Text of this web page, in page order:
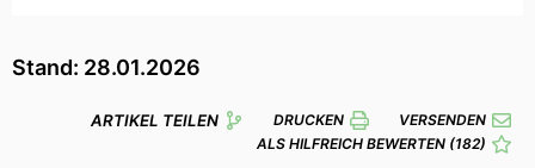
Stand: 28.01.2026
ARTIKEL TEILEN DRUCKEN
VERSENDEN
ALS HILFREICH BEWERTEN (182)